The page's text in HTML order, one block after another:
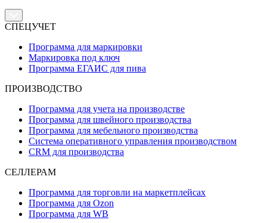
СПЕЦУЧЕТ
Программа для маркировки
Маркировка под ключ
Программа ЕГАИС для пива
ПРОИЗВОДСТВО
Программа для учета на производстве
Программа для швейного производства
Программа для мебельного производства
Система оперативного управления производством
CRM для производства
СЕЛЛЕРАМ
Программа для торговли на маркетплейсах
Программа для Ozon
Программа для WB